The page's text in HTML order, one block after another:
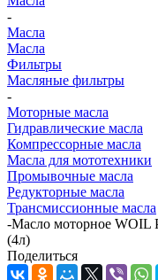
-
Масла
Масла
Фильтры
Масляные фильтры
-
Моторные масла
Гидравлические масла
Компрессорные масла
Масла для мототехники
Промывочные масла
Редукторные масла
Трансмиссионные масла
-Масло моторное WOIL
(4л)
Поделиться